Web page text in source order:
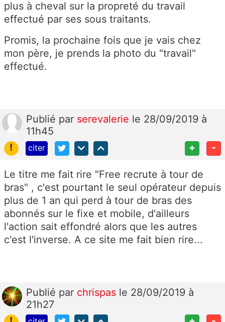
plus à cheval sur la propreté du travail
effectué par ses sous traitants.
Promis, la prochaine fois que je vais chez
mon père, je prends la photo du "travail"
effectué.
Publié par serevalerie le 28/09/2019 à
11h45
!
citer + -
Le titre me fait rire "Free recrute à tour de
bras" , c'est pourtant le seul opérateur depuis
plus de 1 an qui perd à tour de bras des
abonnés sur le fixe et mobile, d'ailleurs
l'action sait effondré alors que les autres
c'est l'inverse. A ce site me fait bien rire...
Publié par chrispas le 28/09/2019 à
21h27